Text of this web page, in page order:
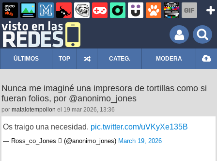
ÚLTIMOS TOP CATEG. MODERA
Nunca me imaginé una impresora de tortillas como si
fueran folios, por @anonimo_jones
por matalotempollon el 19 mar 2026, 13:36
Os traigo una necesidad. pic.twitter.com/uVKyXe135B
— Ross_co_Jones  (@anonimo_jones) March 19, 2026